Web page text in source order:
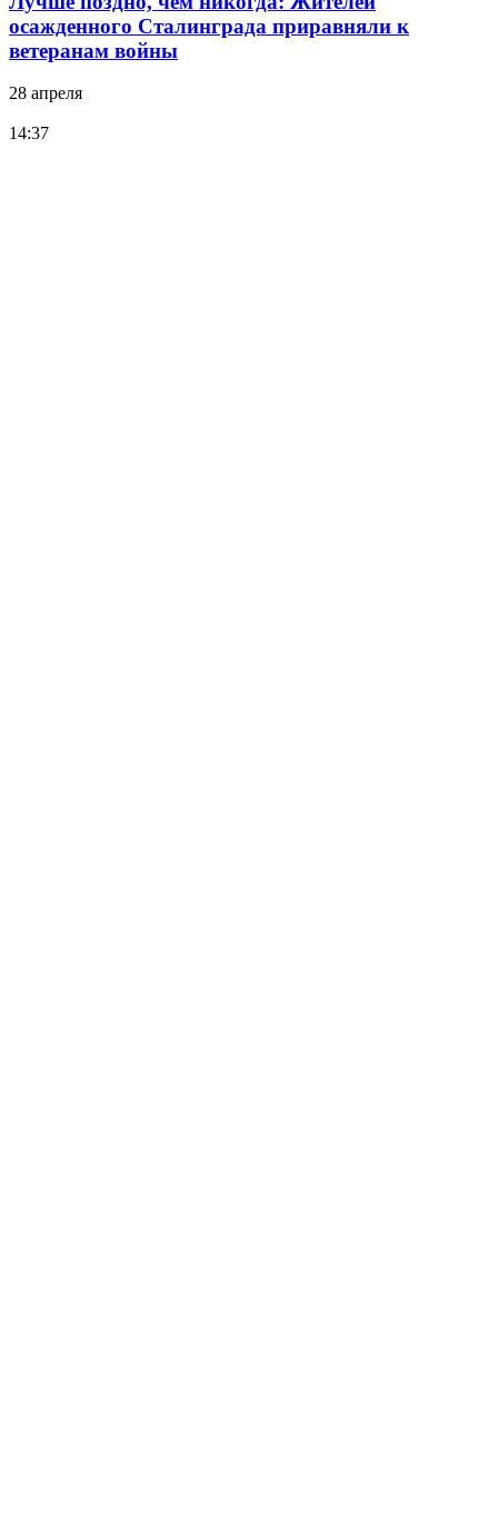
осажденного Сталинграда приравняли к
ветеранам войны
28 апреля
14:37